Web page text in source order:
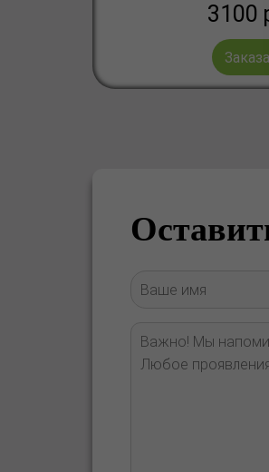
3100